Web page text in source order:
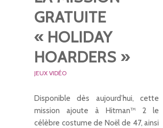
GRATUITE
« HOLIDAY
HOARDERS »
JEUX VIDÉO
Disponible dès aujourd’hui, cette
mission ajoute à Hitman™ 2 le
célèbre costume de Noël de 47, ainsi